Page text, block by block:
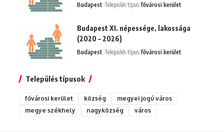
Budapest Település típus:fővárosi kerület
Budapest XI. népessége, lakossága
(2020 – 2026)
Budapest Település típus:fővárosi kerület
Település típusok
fővárosi kerület község
megyei jogú város
megye székhely
nagyközség város